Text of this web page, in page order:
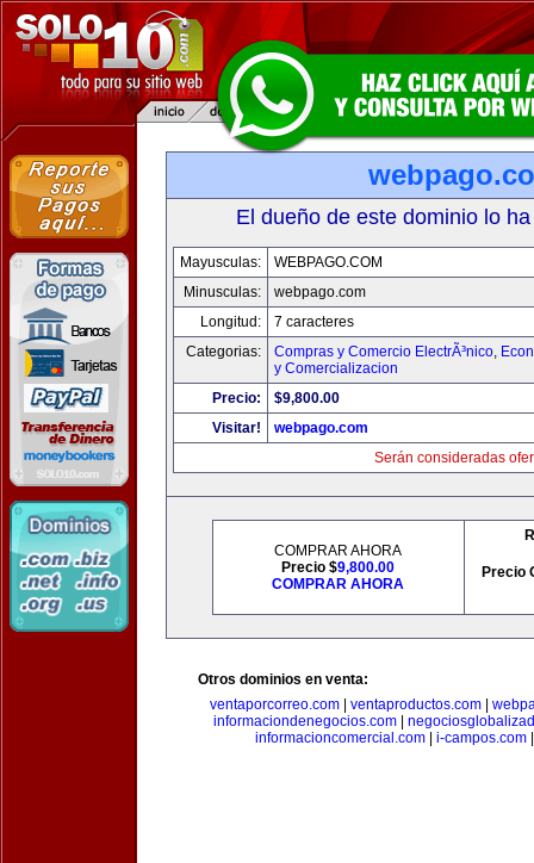
El dueño de este dominio lo
Mayusculas:
WEBPAGO.COM
Minusculas:
webpago.com
Longitud:
7 caracteres
Categorias:
Compras y Comercio ElectrÃ³nico,
y Comercializacion
Precio:
$9,800.00
Visitar!
webpago.com
Serán consideradas
COMPRAR AHORA
Precio $9,800.00
COMPRAR AHORA
Precio
Otros dominios en venta:
ventaporcorreo.com
ventaproductos.com
informaciondenegocios.com|
informacioncomercial.com| i-campos.com